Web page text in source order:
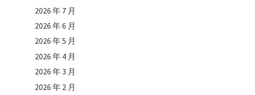
2026 年 7 月
2026 年 6 月
2026 年 5 月
2026 年 4 月
2026 年 3 月
2026 年 2 月